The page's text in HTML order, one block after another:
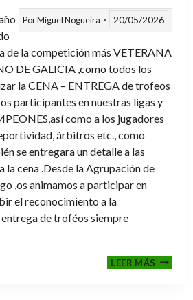
PorMiguel Nogueira 20/05/2026
de la competición más VETERANA
DE GALICIA ,como todos los
la CENA – ENTREGA de trofeos
participantes en nuestras ligas y
como a los jugadores
árbitros etc., como
se entregara un detalle a las
la cena .Desde la Agrupación de
,os animamos a participar en
el reconocimiento a la
de troféos siempre
LEER MÁSCENA-